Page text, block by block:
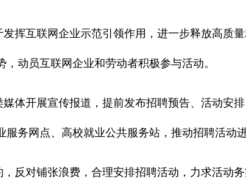
互联网企业示范引领作用，进一步释放高质
动员互联网企业和劳动者积极参与活动。
开展宣传报道，提前发布招聘预告、活动安
务网点、高校就业公共服务站，推动招聘活动
对铺张浪费，合理安排招聘活动，力求活动